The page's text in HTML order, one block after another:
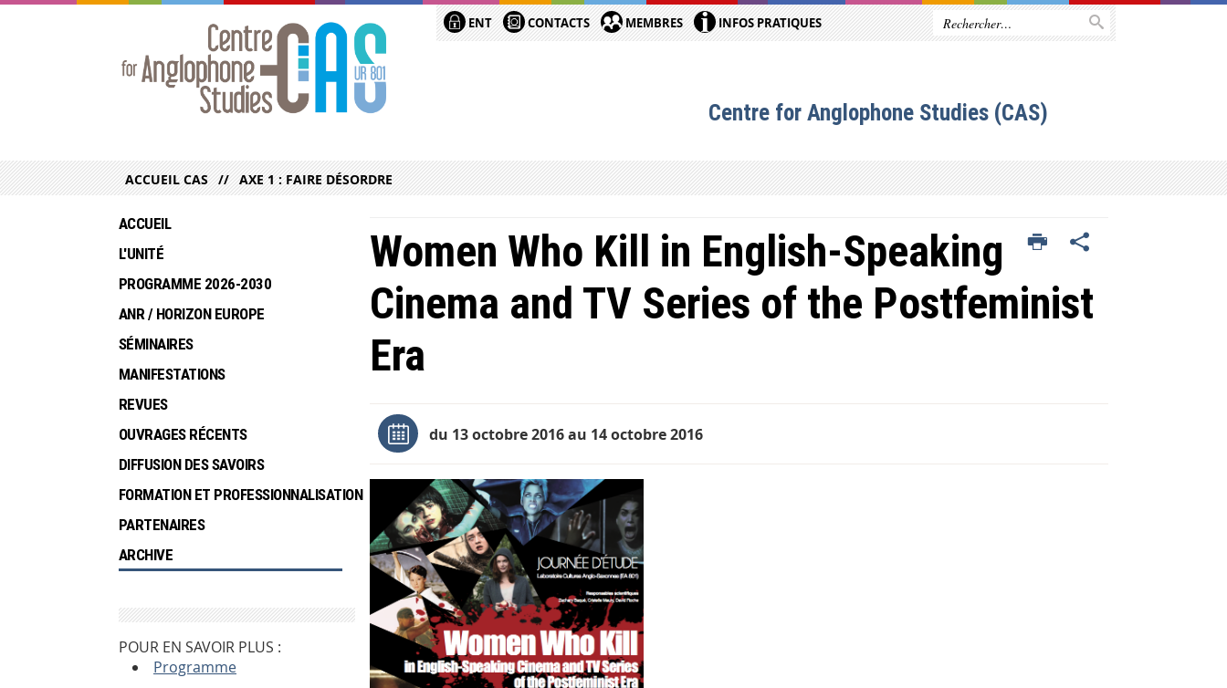
ENT CONTACTS MEMBRES INFOS PRATIQUES
Centre for Anglophone Studies (CAS)
ACCUEIL CAS AXE 1 : FAIRE DÉSORDRE
Women Who Kill in English-Speaking
Cinema and TV Series of the Postfeminist
Era
du 13 octobre 2016 au 14 octobre 2016
ACCUEIL
L'UNITÉ
PROGRAMME 2026-2030
ANR / HORIZON EUROPE
SÉMINAIRES
MANIFESTATIONS
REVUES
OUVRAGES RÉCENTS
DIFFUSION DES SAVOIRS
FORMATION ET PROFESSIONNALISATION
PARTENAIRES
ARCHIVE
POUR EN SAVOIR PLUS :
Programme